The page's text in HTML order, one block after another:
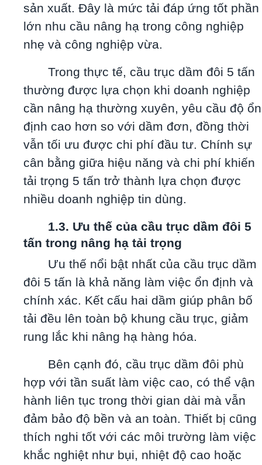
sản xuất. Đây là mức tải đáp ứng tốt phần
lớn nhu cầu nâng hạ trong công nghiệp
nhẹ và công nghiệp vừa.
Trong thực tế, cầu trục dầm đôi 5 tấn
thường được lựa chọn khi doanh nghiệp
cần nâng hạ thường xuyên, yêu cầu độ ổn
định cao hơn so với dầm đơn, đồng thời
vẫn tối ưu được chi phí đầu tư. Chính sự
cân bằng giữa hiệu năng và chi phí khiến
tải trọng 5 tấn trở thành lựa chọn được
nhiều doanh nghiệp tin dùng.
1.3. Ưu thế của cầu trục dầm đôi 5
tấn trong nâng hạ tải trọng
Ưu thế nổi bật nhất của cầu trục dầm
đôi 5 tấn là khả năng làm việc ổn định và
chính xác. Kết cấu hai dầm giúp phân bố
tải đều lên toàn bộ khung cầu trục, giảm
rung lắc khi nâng hạ hàng hóa.
Bên cạnh đó, cầu trục dầm đôi phù
hợp với tần suất làm việc cao, có thể vận
hành liên tục trong thời gian dài mà vẫn
đảm bảo độ bền và an toàn. Thiết bị cũng
thích nghi tốt với các môi trường làm việc
khắc nghiệt như bụi, nhiệt độ cao hoặc